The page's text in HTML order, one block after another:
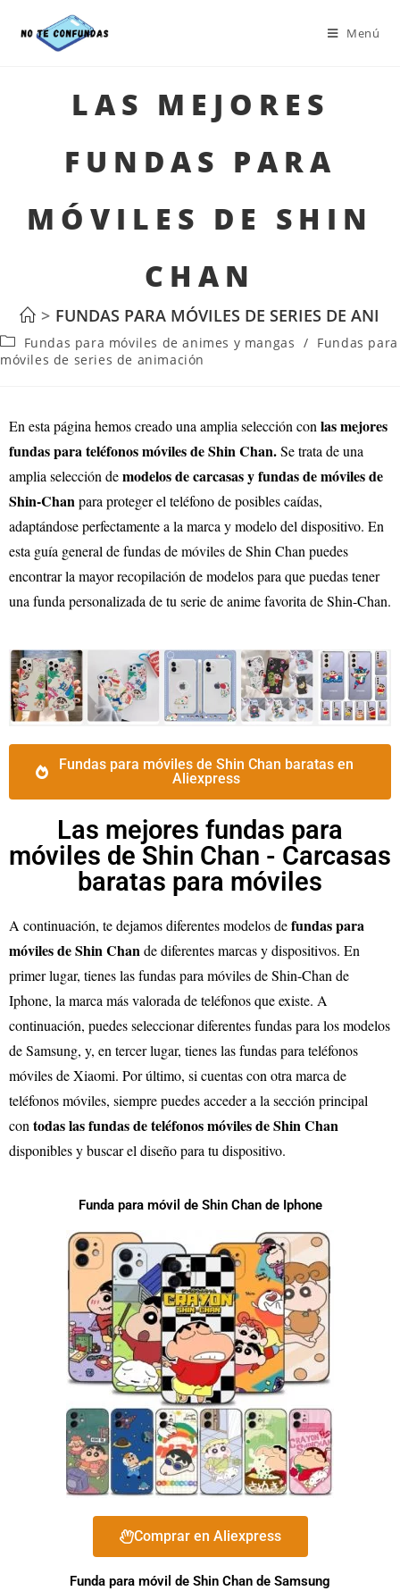
Menú
LAS MEJORES
FUNDAS PARA
MÓVILES DE SHIN
CHAN
> FUNDAS PARA MÓVILES DE SERIES DE
Fundas para móviles de animes y mangas / Fundas para
móviles de series de animación
En esta página hemos creado una amplia selección con las mejores
fundas para teléfonos móviles deShin Chan.Se trata de una
amplia selección demodelos de carcasas y fundas de móviles de
Shin-Chanpara proteger el teléfono de posibles caídas,
adaptándose perfectamente a la marca y modelo del dispositivo. En
esta guía general de fundas de móviles deShin Chan puedes
encontrar la mayor recopilación de modelos para que puedas tener
una funda personalizada de tu serie de anime favorita deShin-Chan.
Fundas para móviles de Shin Chan baratas en
Aliexpress
Las mejores fundas para
móviles de Shin Chan - Carcasas
baratas para móviles
A continuación, te dejamos diferentes modelos defundas para
móviles deShin Chande diferentes marcas y dispositivos. En
primer lugar, tienes las fundas para móviles deShin-Chande
Iphone, la marca más valorada de teléfonos que existe. A
continuación, puedes seleccionar diferentes fundas para los modelos
de Samsung, y, en tercer lugar, tienes las fundas para teléfonos
móviles de Xiaomi. Por último, si cuentas con otra marca de
teléfonos móviles, siempre puedes acceder a la sección principal
contodas las fundas de teléfonos móviles deShin Chan
disponibles y buscar el diseño para tu dispositivo.
Funda para móvil de Shin Chan de Iphone
Comprar en Aliexpress
Funda para móvil de Shin Chan de Samsung